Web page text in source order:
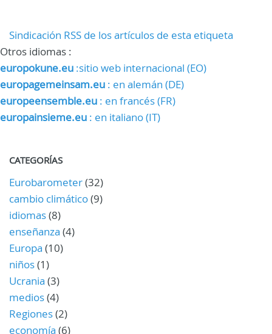
Sindicación RSS de los artículos de esta etiqueta
Otros idiomas :
europokune.eu :sitio web internacional (EO)
europagemeinsam.eu : en alemán (DE)
europeensemble.eu : en francés (FR)
europainsieme.eu : en italiano (IT)
CATEGORÍAS
Eurobarometer(32)
cambio climático(9)
idiomas(8)
enseñanza (4)
Europa (10)
niños(1)
Ucrania (3)
medios(4)
Regiones(2)
economía (6)